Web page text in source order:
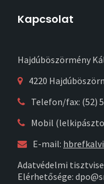
Kapcsolat
Hajdúböszörmény
4220
Telefon/fax: (52)
Mobil
E-mail:
Adatvédelmi
Elérhetősége: